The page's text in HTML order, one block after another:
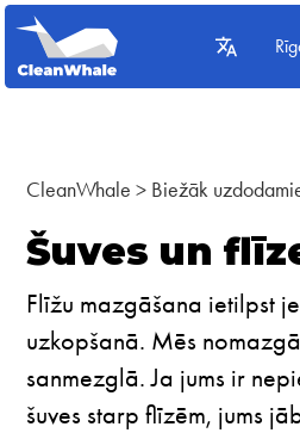
CleanWhale > Biežāk
Šuves un
Flīžu mazgāšana ietilpst
uzkopšanā. Mēs
sanmezglā. Ja jums ir
šuves starp flīzēm, jums